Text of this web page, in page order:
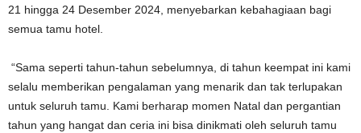
21 hingga 24 Desember 2024, menyebarkan kebahagiaan bagi
semua tamu hotel.
“Sama seperti tahun-tahun sebelumnya, di tahun keempat ini kami
selalu memberikan pengalaman yang menarik dan tak terlupakan
untuk seluruh tamu. Kami berharap momen Natal dan pergantian
tahun yang hangat dan ceria ini bisa dinikmati oleh seluruh tamu